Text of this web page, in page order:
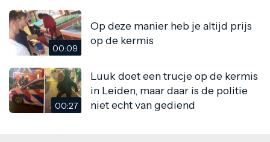
00:09
Op deze manier heb je altijd prijs
op de kermis
00:27
Luuk doet een trucje op de kermis
in Leiden, maar daar is de politie
niet echt van gediend